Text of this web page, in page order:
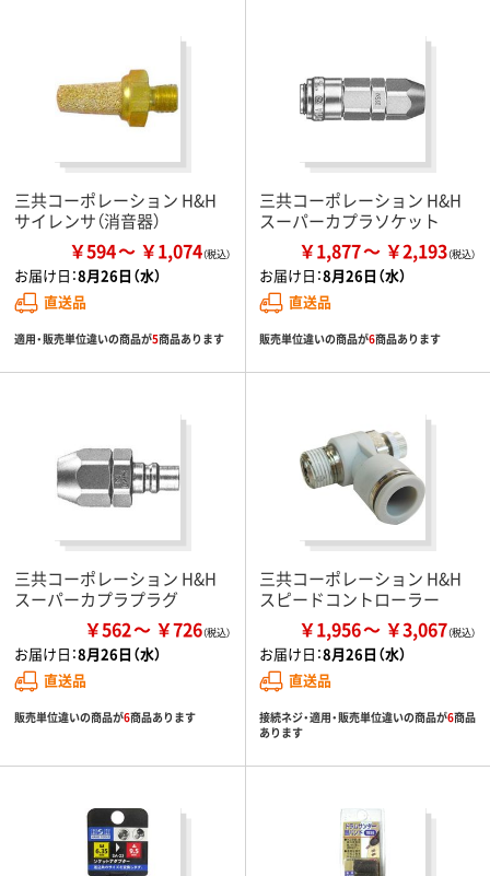
三共コーポレーション H&H
サイレンサ（消音器）
￥594 ￥1,074
お届け日：8月26日（水）
直送品
適用・販売単位違いの商品が5商品あります
三共コーポレーション H&H
スーパーカプラソケット
￥1,877 ￥2,193
お届け日：8月26日（水）
直送品
販売単位違いの商品が6商品あります
三共コーポレーション H&H
スーパーカプラプラグ
￥562 ￥726
お届け日：8月26日（水）
直送品
販売単位違いの商品が6商品あります
三共コーポレーション H&H
スピードコントローラー
￥1,956 ￥3,067
お届け日：8月26日（水）
直送品
接続ネジ・適用・販売単位違いの商品が6商品
あります